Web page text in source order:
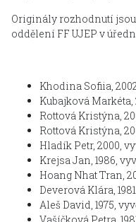
Originály rozhodnutí
oddělení FF UJEP v
Khodina Sofiia,
Kubajková Markéta,
Rottová Kristýna,
Rottová Kristýna,
Hladík Petr, 2000,
Krejsa Jan, 1986,
Hoang Nhat Tran,
Deverová Klára,
Aleš David, 1975,